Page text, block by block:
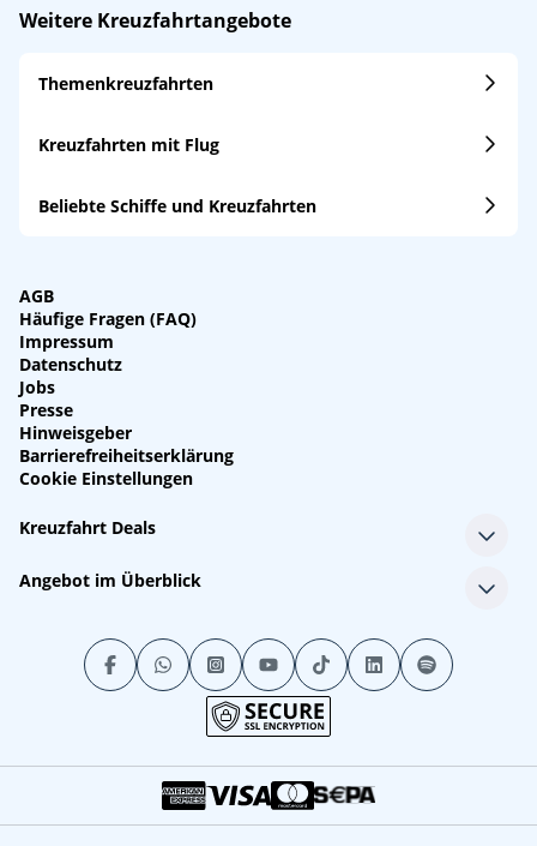
Weitere Kreuzfahrtangebote
Themenkreuzfahrten
Kreuzfahrten mit Flug
Beliebte Schiffe und Kreuzfahrten
AGB
Häufige Fragen (FAQ)
Impressum
Datenschutz
Jobs
Presse
Hinweisgeber
Barrierefreiheitserklärung
Cookie Einstellungen
Kreuzfahrt Deals
Single-Kreuzfahrten
Kreuzfahrt mit Kindern
Minikreuzfahrten
Stornokabinen
Luxuskreuzfahrten
Angebot im Überblick
Alle Schiffe
Alle Reiseziele
Kreuzfahrtpakete